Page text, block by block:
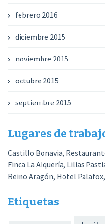
febrero 2016
diciembre 2015
noviembre 2015
octubre 2015
septiembre 2015
Lugares de
Castillo Bonavia,
Finca La Alquería, Lilias
Reino Aragón, Hotel
Etiquetas